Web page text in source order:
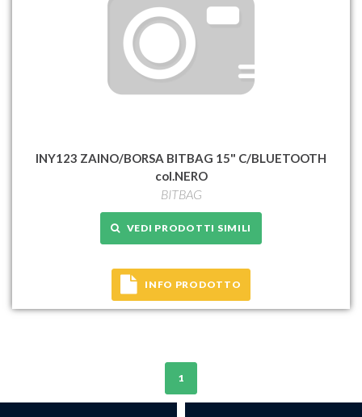
INY123 ZAINO/BORSA BITBAG 15" C/BLUETOOTH
col.NERO
BITBAG
VEDI PRODOTTI SIMILI
INFO PRODOTTO
1